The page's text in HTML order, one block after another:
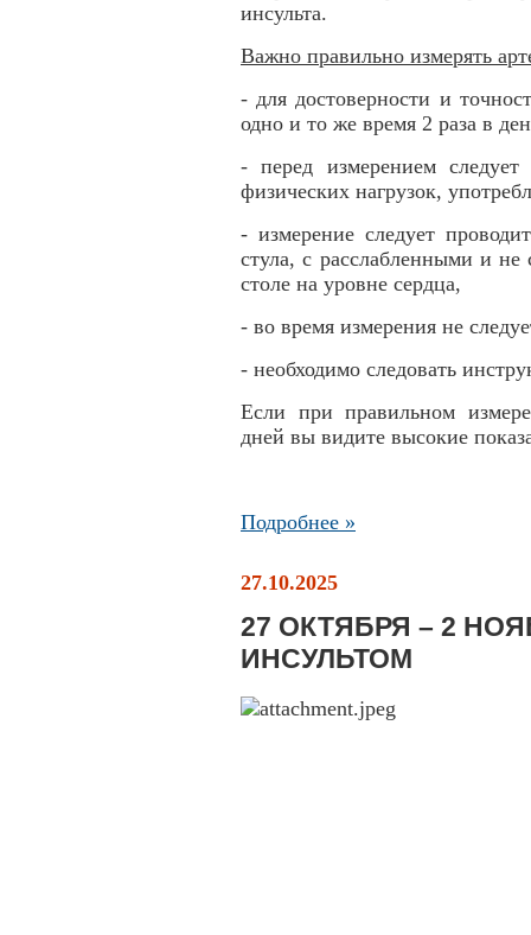
инсульта.
Важно правильно измерять
- для достоверности и
одно и то же время 2 раза в
- перед измерением
физических нагрузок,
- измерение следует
стула, с расслабленными и
столе на уровне сердца,
- во время измерения не
- необходимо следовать
Если при правильном
дней вы видите высокие
Подробнее »
27.10.2025
27 ОКТЯБРЯ – 2
ИНСУЛЬТОМ